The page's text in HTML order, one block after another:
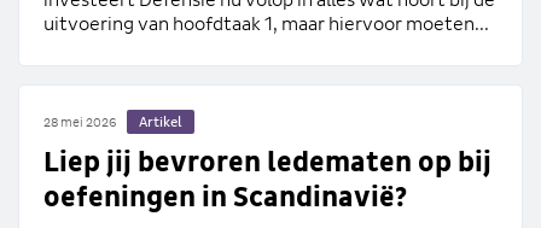
uitvoering van hoofdtaak 1, maar hiervoor moeten...
28 mei 2026 Artikel
Liep jij bevroren ledematen op bij
oefeningen in Scandinavië?